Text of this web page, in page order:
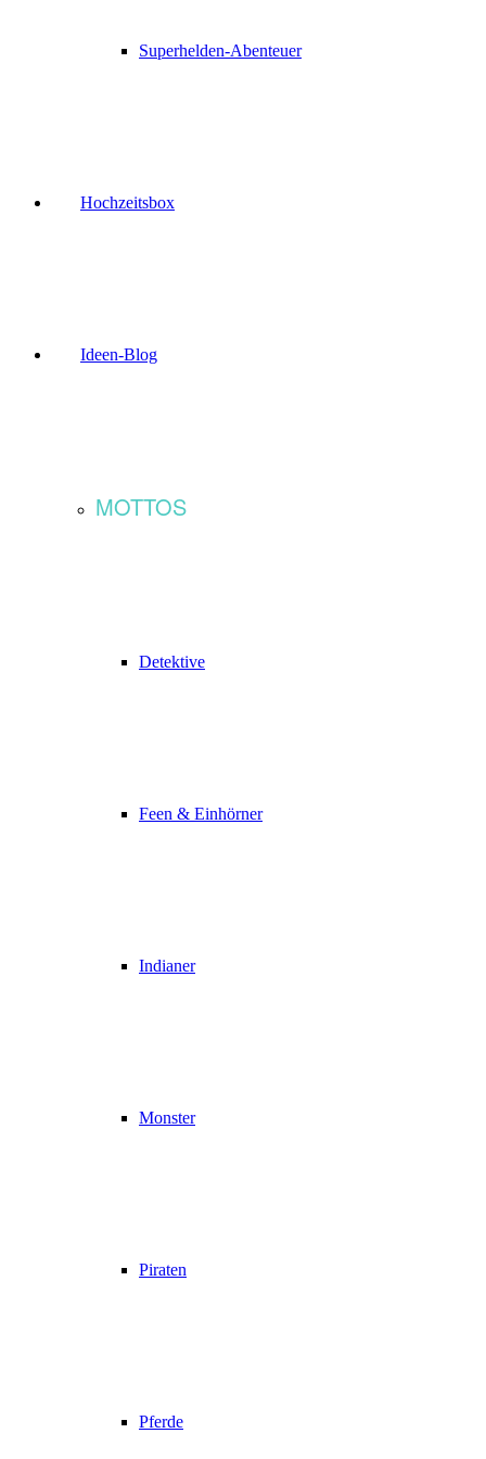
Superhelden-Abenteuer
Hochzeitsbox
Ideen-Blog
MOTTOS
Detektive
Feen & Einhörner
Indianer
Monster
Piraten
Pferde